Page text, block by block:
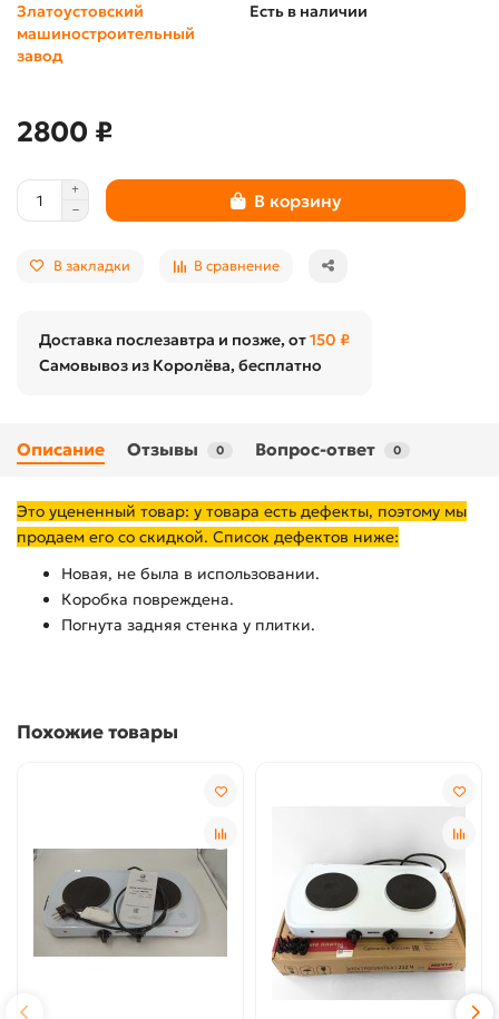
Златоустовский
машиностроительный
завод
Есть в наличии
2800 ₽
В корзину
В закладки В сравнение
Доставка послезавтра и позже, от150 ₽
Самовывоз из Королёва, бесплатно
Описание Отзывы 0 Вопрос-ответ 0
Это уцененный товар: у товара есть дефекты, поэтому мы
продаем его со скидкой. Список дефектов ниже:
Новая, не была в использовании.
Коробка повреждена.
Погнута задняя стенка у плитки.
Похожие товары